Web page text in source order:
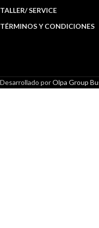
TALLER/ SERVICE
TÉRMINOS Y CONDICIONES
Desarrollado porOlpa Group